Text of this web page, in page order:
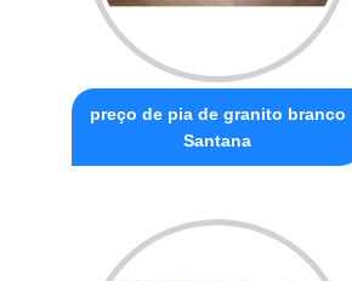
preço de pia de granito branco
Santana